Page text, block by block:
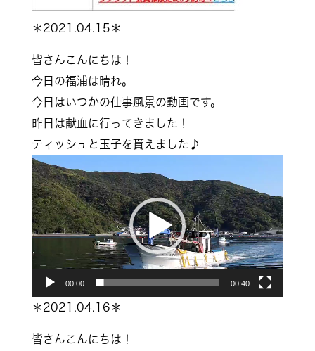
＊2021.04.15＊
皆さんこんにちは！
今日の福浦は晴れ。
今日はいつかの仕事風景の動画です。
昨日は献血に行ってきました！
ティッシュと玉子を貰えました♪
動
画
プ
レ
00:00 00:40
＊2021.04.16＊
皆さんこんにちは！